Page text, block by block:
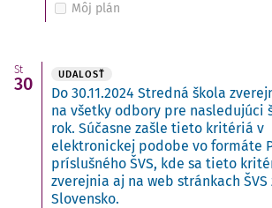
Môj plán
St
30 UDALOSŤ
Do 30.11.2024 Stredná škola
na všetky odbory pre nasledujúci
rok. Súčasne zašle tieto kritériá v
elektronickej podobe vo formáte
príslušného ŠVS, kde sa tieto
zverejnia aj na web stránkach ŠVS
Slovensko.